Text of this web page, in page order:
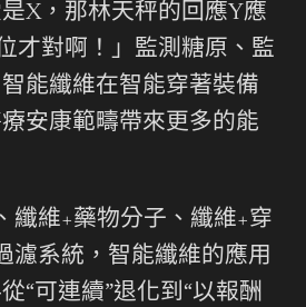
X，那林天秤的回應Y應
才對啊！」監測糖原、監
能纖維在智能穿著裝備
安康範疇帶來更多的能
纖維+藥物分子、纖維+穿
濾系統，智能纖維的應用
“可連續”退化到“以報酬